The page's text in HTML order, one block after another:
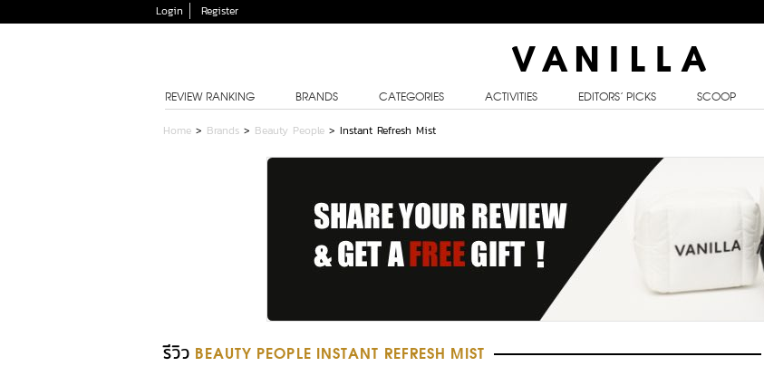
Login Register
REVIEW RANKING BRANDS CATEGORIES ACTIVITIES EDITORS’ PICKS SCOOP
Home > Brands > Beauty People > Instant Refresh Mist
รีวิว BEAUTY PEOPLE INSTANT REFRESH MIST